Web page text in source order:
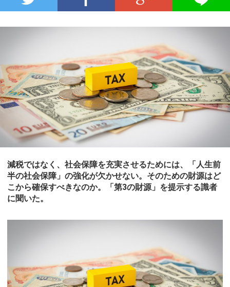
減税ではなく、社会保障を充実させるためには、「人生前
半の社会保障」の強化が欠かせない。そのための財源はど
こから確保すべきなのか。「第3の財源」を提示する識者
に聞いた。